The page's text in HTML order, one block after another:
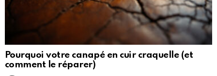
Pourquoi votre canapé en cuir craquelle (et
comment le réparer)